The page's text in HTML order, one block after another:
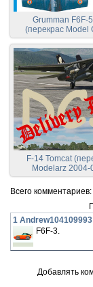
Grumman F6F-
(перекрас Model
F-14 Tomcat
Modelarz
Всего комментариев:
1 Andrew104109993
F6F-3.
Добавлять